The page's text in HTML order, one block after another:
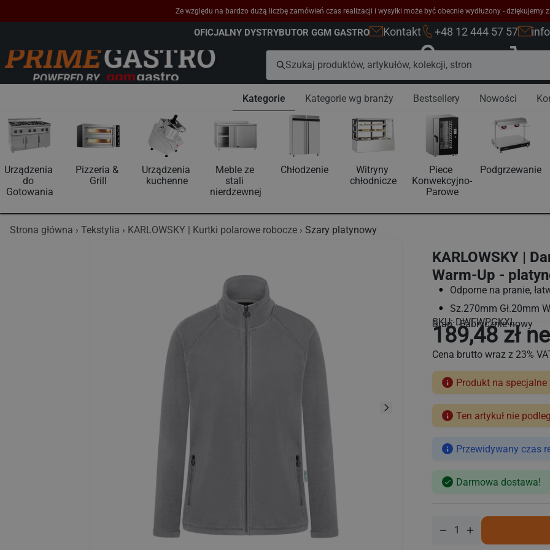
Ze względu na bardzo dużą liczbę zamówień czas realizacji i wysyłki może być obecnie wydłużony - dziękujemy
OFICJALNY DYSTRYBUTOR GGM GASTRO Kontakt +48 12 444 57 57
Zaloguj się
Kategorie
Urządzenia
do
Gotowania
Pizzeria &
Grill
Urządzenia
kuchenne
Meble ze
stali
nierdzewnej
Chłodzenie
Witryny
chłodnicze
Piece
Konwekcyjno-
Parowe
Podgrzewanie
Kategorie wg branży Bestsellery Nowości
Strona główna Tekstylia KARLOWSKY | Kurtki polarowe robocze Szary platynowy
KARLOWSKY |
Warm-Up -
Odporne na pranie,
Sz.270mm Gł.20mm
SKU:DWFWPGKXL
Stan: Fabrycznie nowy
Cena
regularna
189,48 zł
Cena brutto wraz z 23%
Produkt na
Ten artykuł nie
Przewidywany czas
Darmowa dostawa!
ZmniejszZwiększ
ilość